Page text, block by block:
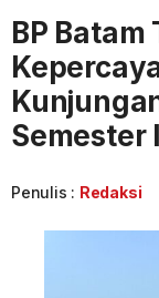
BP
Semester
Penulis : Redaksi